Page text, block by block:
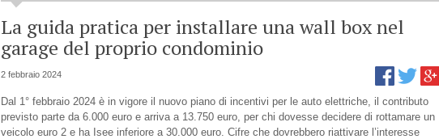
La guida pratica per installare una wall box nel
garage del proprio condominio
2 febbraio 2024
Dal 1° febbraio 2024 è in vigore il nuovo piano di incentivi per le auto elettriche, il contributo
previsto parte da 6.000 euro e arriva a 13.750 euro, per chi dovesse decidere di rottamare un
veicolo euro 2 e ha Isee inferiore a 30.000 euro. Cifre che dovrebbero riattivare l’interesse